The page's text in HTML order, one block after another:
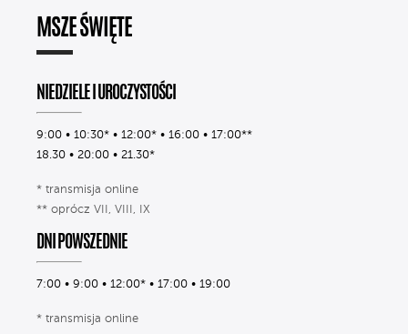
MSZE ŚWIĘTE
NIEDZIELE I UROCZYSTOŚCI
9:00 • 10:30* • 12:00* • 16:00 • 17:00**
18.30 • 20:00 • 21.30*
* transmisja online
** oprócz VII, VIII, IX
DNI POWSZEDNIE
7:00 • 9:00 • 12:00* • 17:00 • 19:00
* transmisja online